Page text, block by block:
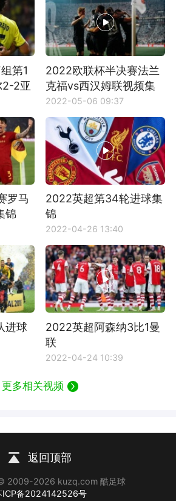
第1
2-2亚
2022欧联杯半决赛法兰
克福vs西汉姆联视频集
锦
2022-05-06 09:37
罗马
锦
2022英超第34轮进球集
锦
2022-04-26 13:40
进球
2022英超阿森纳3比1曼
联
2022-04-24 10:39
更多相关视频
返回顶部
2009-2026 kuzq.com 酷足球
ICP备2024142526号